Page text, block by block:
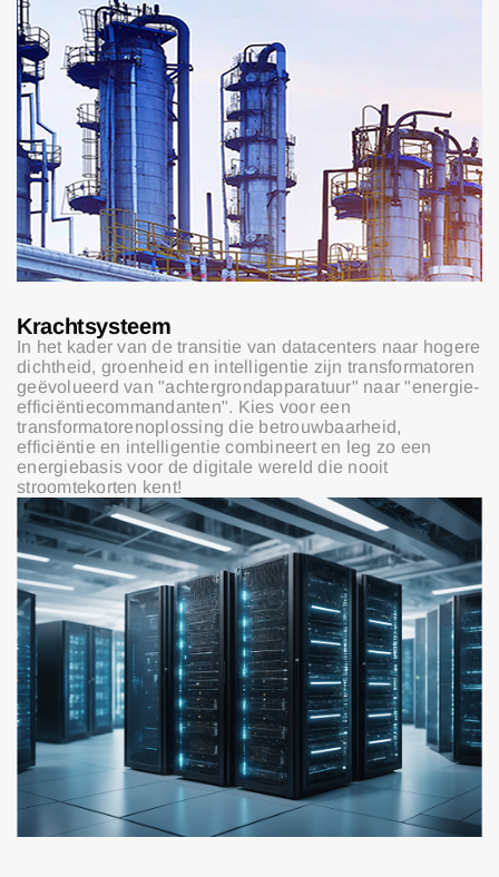
Krachtsysteem
In het kader van de transitie van datacenters naar hogere
dichtheid, groenheid en intelligentie zijn transformatoren
geëvolueerd van "achtergrondapparatuur" naar "energie-
efficiëntiecommandanten". Kies voor een
transformatorenoplossing die betrouwbaarheid,
efficiëntie en intelligentie combineert en leg zo een
energiebasis voor de digitale wereld die nooit
stroomtekorten kent!